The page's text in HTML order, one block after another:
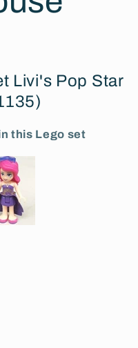
Livi's Pop Star
this Lego set